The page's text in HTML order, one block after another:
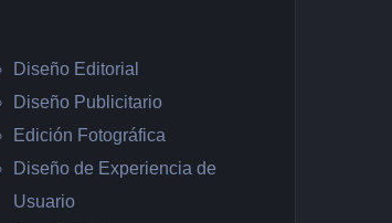
Diseño Editorial
Diseño Publicitario
Edición Fotográfica
Diseño de Experiencia de
Usuario